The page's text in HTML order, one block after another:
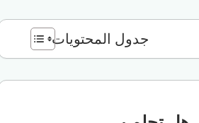
جدول المحتويات